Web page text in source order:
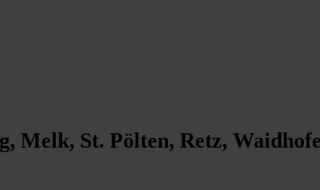
St. Pölten, Retz,